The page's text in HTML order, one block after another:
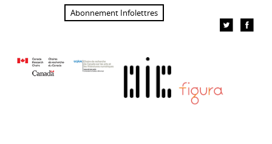
Abonnement Infolettres